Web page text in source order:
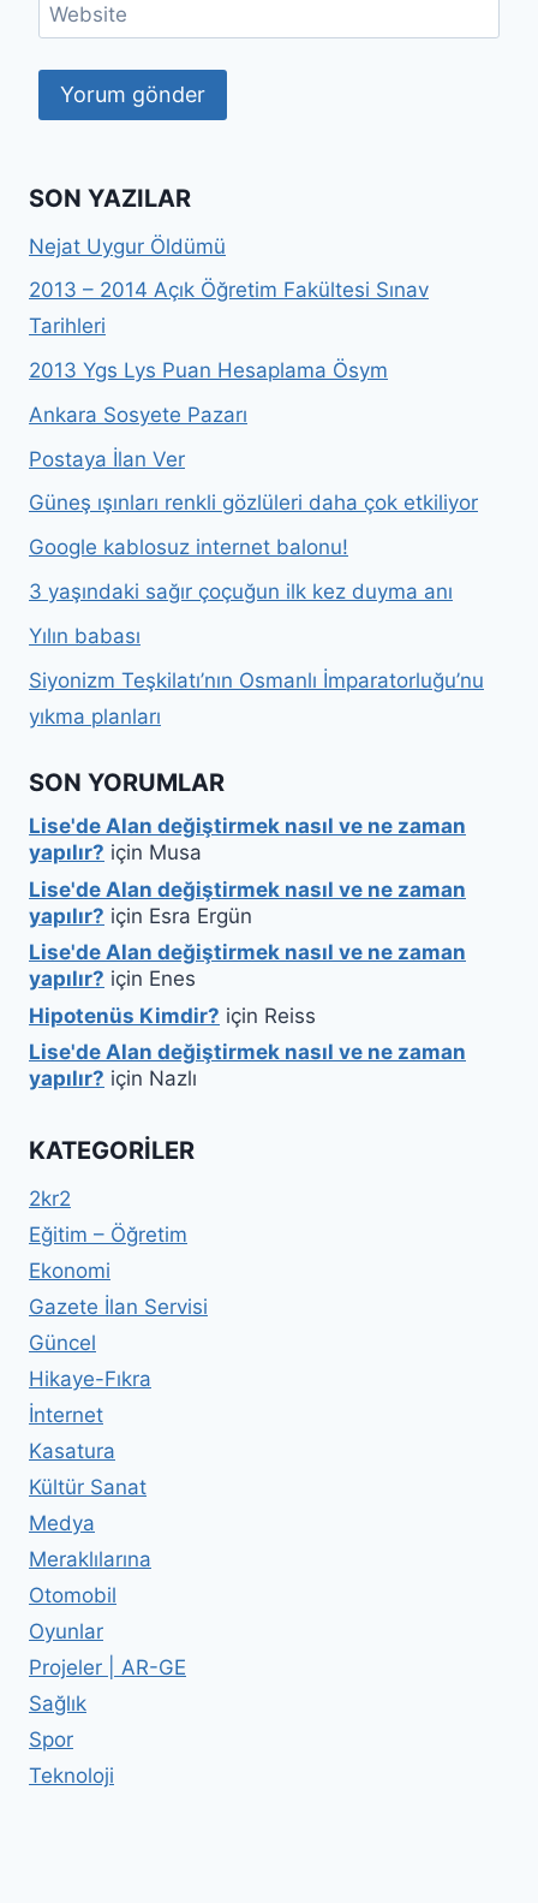
Website
SON YAZILAR
Nejat Uygur Öldümü
2013 – 2014 Açık Öğretim Fakültesi Sınav
Tarihleri
2013 Ygs Lys Puan Hesaplama Ösym
Ankara Sosyete Pazarı
Postaya İlan Ver
Güneş ışınları renkli gözlüleri daha çok etkiliyor
Google kablosuz internet balonu!
3 yaşındaki sağır çoçuğun ilk kez duyma anı
Yılın babası
Siyonizm Teşkilatı’nın Osmanlı İmparatorluğu’nu
yıkma planları
SON YORUMLAR
Lise'de Alan değiştirmek nasıl ve ne zaman
yapılır? için Musa
Lise'de Alan değiştirmek nasıl ve ne zaman
yapılır? için Esra Ergün
Lise'de Alan değiştirmek nasıl ve ne zaman
yapılır? için Enes
Hipotenüs Kimdir? için Reiss
Lise'de Alan değiştirmek nasıl ve ne zaman
yapılır? için Nazlı
KATEGORILER
2kr2
Eğitim – Öğretim
Ekonomi
Gazete İlan Servisi
Güncel
Hikaye-Fıkra
İnternet
Kasatura
Kültür Sanat
Medya
Meraklılarına
Otomobil
Oyunlar
Projeler | AR-GE
Sağlık
Spor
Teknoloji